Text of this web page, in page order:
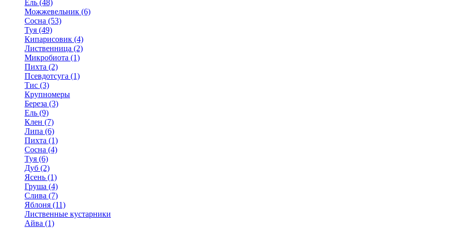
Ель (48)
Можжевельник (6)
Сосна (53)
Туя (49)
Кипарисовик (4)
Лиственница (2)
Микробиота (1)
Пихта (2)
Псевдотсуга (1)
Тис (3)
Крупномеры
Береза (3)
Ель (9)
Клен (7)
Липа (6)
Пихта (1)
Сосна (4)
Туя (6)
Дуб (2)
Ясень (1)
Груша (4)
Слива (7)
Яблоня (11)
Лиственные кустарники
Айва (1)